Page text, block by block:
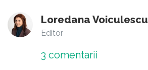
Loredana Voiculescu
Editor
3 comentarii